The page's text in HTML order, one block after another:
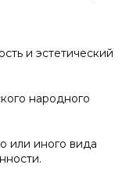
и эстетический
народного
или иного вида